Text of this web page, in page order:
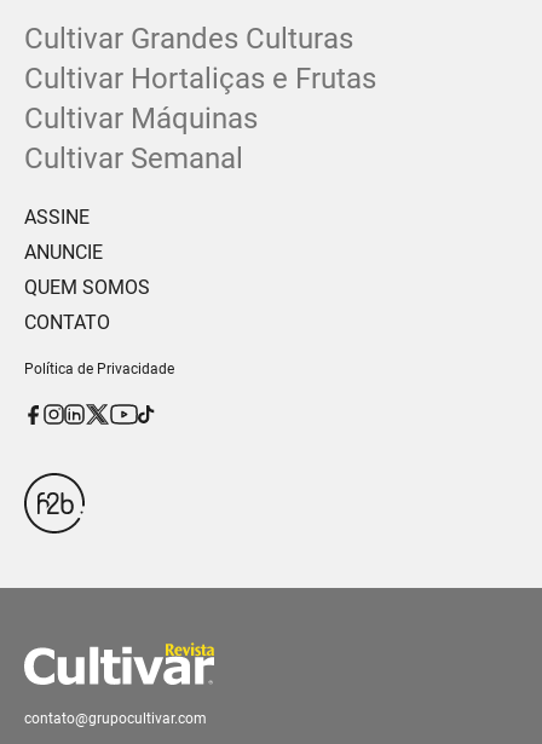
Cultivar Grandes Culturas
Cultivar Hortaliças e Frutas
Cultivar Máquinas
Cultivar Semanal
ASSINE
ANUNCIE
QUEM SOMOS
CONTATO
Política de Privacidade
contato@grupocultivar.com